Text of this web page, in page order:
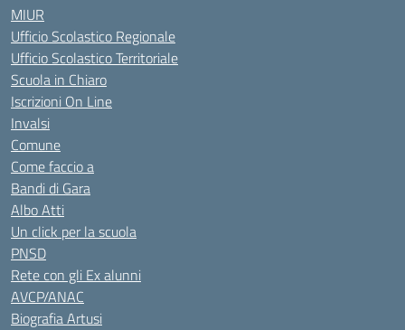
MIUR
Ufficio Scolastico Regionale
Ufficio Scolastico Territoriale
Scuola in Chiaro
Iscrizioni On Line
Invalsi
Comune
Come faccio a
Bandi di Gara
Albo Atti
Un click per la scuola
PNSD
Rete con gli Ex alunni
AVCP/ANAC
Biografia Artusi